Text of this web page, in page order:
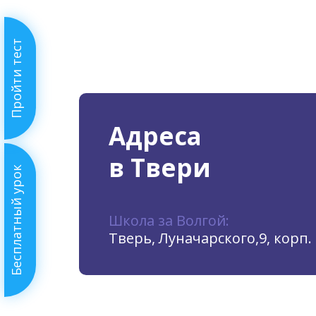
Бесплатный урок
Пройти тест
Адреса
в Твери
Школа за Волгой:
Тверь, Луначарского,9, корп.